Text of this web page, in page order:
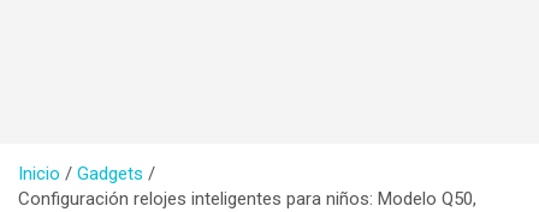
Inicio
Gadgets
Configuración relojes inteligentes para niños: Modelo Q50,